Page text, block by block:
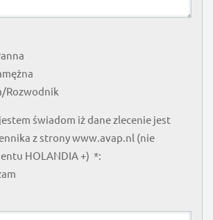
Rozwodnik
świadom iż dane zlecenie jest
z strony www.avap.nl (nie
HOLANDIA +) *: